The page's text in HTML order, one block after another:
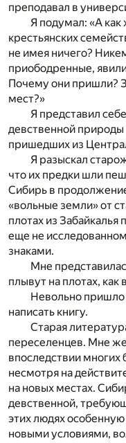
преподавал в
Я подумал: «А как
крестьянских
не имея ничего?
приободренные,
Почему они пришли?
мест?»
Я представил
девственной природы
пришедших из
Я разыскал
что их предки шли
Сибирь в
«вольные земли» от
плотах из
еще не
знаками.
Мне
плывут на плотах, как
Невольно пришло
написать книгу.
Старая
переселенцев. Мне же
впоследствии
несмотря на
на новых местах.
девственной,
этих людях
новыми условиями,